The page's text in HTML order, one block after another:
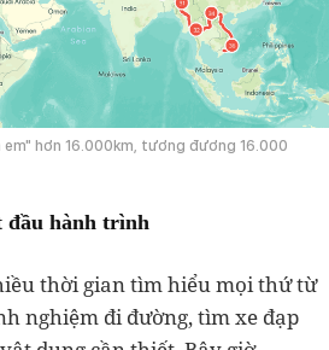
em" hơn 16.000km, tương đương 16.000
đầu hành trình
thời gian tìm hiểu mọi thứ từ
nghiệm đi đường, tìm xe đạp